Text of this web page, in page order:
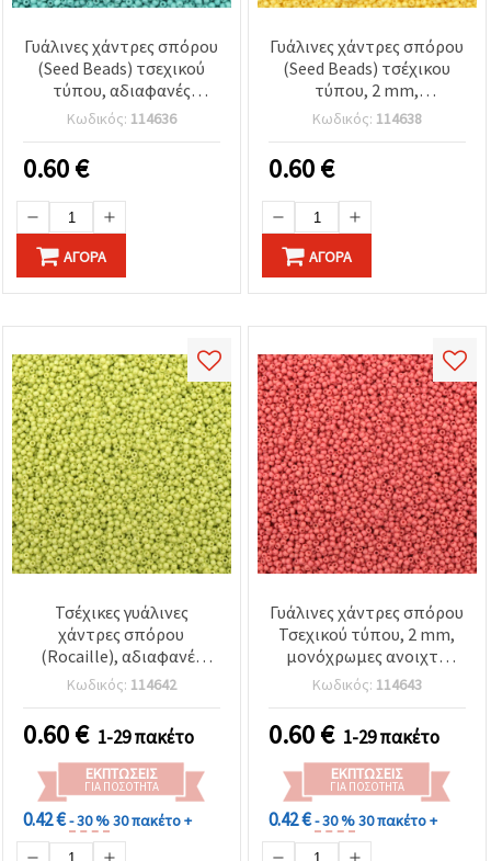
Γυάλινες χάντρες σπόρου
(Seed Beads) τσεχικού
τύπου, αδιαφανές
παστέλ ακουαμαρίνα, 2
mm, 15 γρ. (περ. 2050
Κωδικός: 114636
0.60€
ΑΓΟΡΆ
Γυάλινες χάντρες σπόρου
(Seed Beads) τσέχικου
τύπου, 2 mm,
μονόχρωμο λεμονί
κίτρινο, 15 g (~2050 τμχ)
Κωδικός: 114638
0.60€
ΑΓΟΡΆ
Τσέχικες γυάλινες
χάντρες σπόρου
(Rocaille), αδιαφανές
χρώμα αχλαδιού, 2 mm,
15 γρ. (~2050 τεμ.)
Κωδικός: 114642
0.60€ 1-29 πακέτο
ΕΚΠΤΏΣΕΙΣ
ΓΙΑ ΠΟΣΌΤΗΤΑ
0.42 €- 30 %30 πακέτο +
Γυάλινες χάντρες σπόρου
Τσεχικού τύπου, 2 mm,
μονόχρωμες ανοιχτό
σομόν - 15 γραμμάρια
(~2050 τεμ.)
Κωδικός: 114643
0.60€ 1-29 πακέτο
ΕΚΠΤΏΣΕΙΣ
ΓΙΑ ΠΟΣΌΤΗΤΑ
0.42 €- 30 %30 πακέτο +